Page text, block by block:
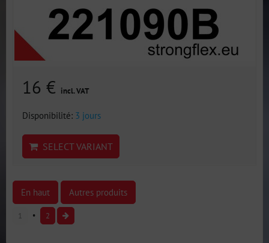
16 € incl. VAT
Disponibilité: 3 jours
SELECT VARIANT
En haut Autres produits
1 2